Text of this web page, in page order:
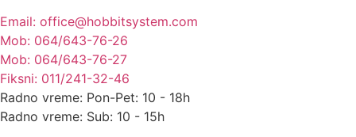
Email: office@hobbitsystem.com
Mob: 064/643-76-26
Mob: 064/643-76-27
Fiksni: 011/241-32-46
Radno vreme: Pon-Pet: 10 - 18h
Radno vreme: Sub: 10 - 15h